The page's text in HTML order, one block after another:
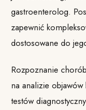
gastroenterolog.
zapewnić
dostosowane do
Rozpoznanie
na analizie
testów